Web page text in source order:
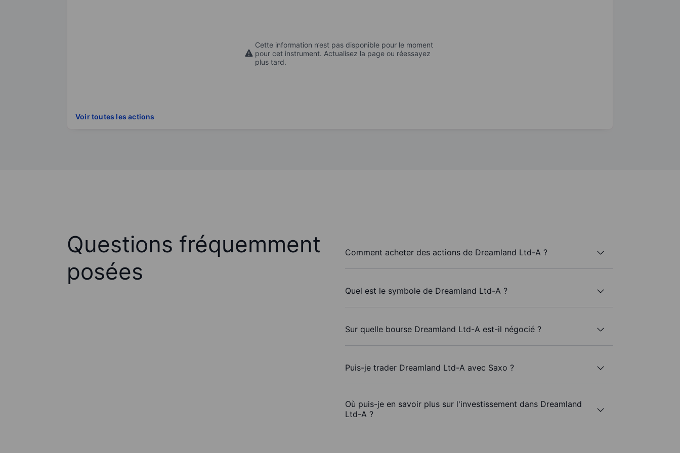
Cette information n’est pas disponible pour le moment
pour cet instrument. Actualisez la page ou réessayez
plus tard.
Voir toutes les actions
Questions fréquemment
posées
Comment acheter des actions de Dreamland Ltd-A ?
Quel est le symbole de Dreamland Ltd-A ?
Sur quelle bourse Dreamland Ltd-A est-il négocié ?
Puis-je trader Dreamland Ltd-A avec Saxo ?
Où puis-je en savoir plus sur l'investissement dans Dreamland
Ltd-A ?